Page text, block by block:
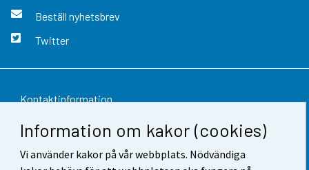
Information om kakor (cookies)
Vi använder kakor på vår webbplats. Nödvändiga
Beställ nyhetsbrev
Twitter
Kontaktinformation
Respons
Användarvillkor